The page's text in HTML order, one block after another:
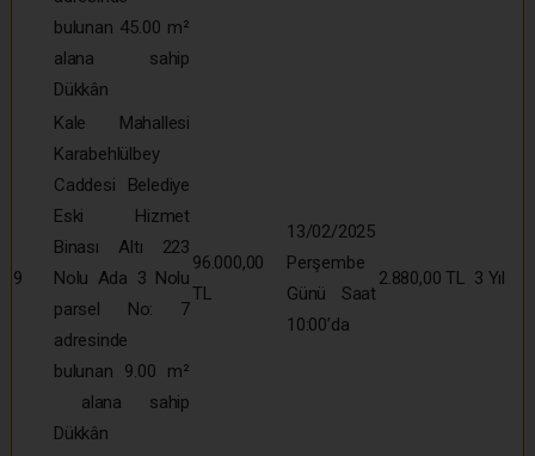
bulunan 45.00 m²
alana sahip
Dükkân
9
Kale Mahallesi
Karabehlülbey
Caddesi Belediye
Eski Hizmet
Binası Altı 223
Nolu Ada 3 Nolu
parsel No: 7
adresinde
bulunan 9.00 m²
alana sahip
Dükkân
96.000,00
TL
13/02/2025
Perşembe
Günü Saat
10:00’da
2.880,00 TL 3 Yıl